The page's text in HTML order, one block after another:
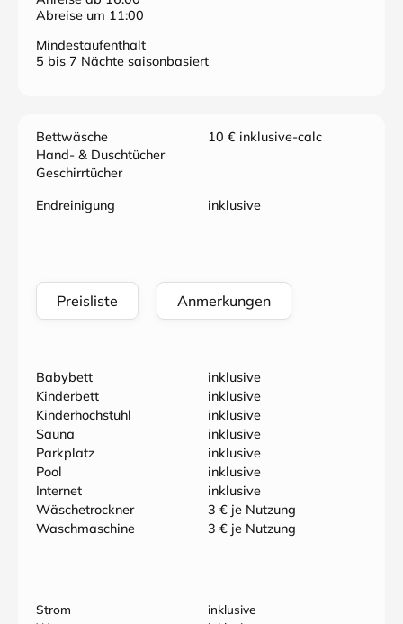
Abreise um 11:00
Mindestaufenthalt
5 bis 7 Nächte saisonbasiert
Bettwäsche
Hand- & Duschtücher
Geschirrtücher
10 € inklusive-calc
Endreinigung inklusive
Preisliste Anmerkungen
Babybett
inklusive
Kinderbett
inklusive
Kinderhochstuhl
inklusive
Sauna
inklusive
Parkplatz
inklusive
Pool
inklusive
Internet
inklusive
Wäschetrockner
3 € je Nutzung
Waschmaschine
3 € je Nutzung
Strom
inklusive